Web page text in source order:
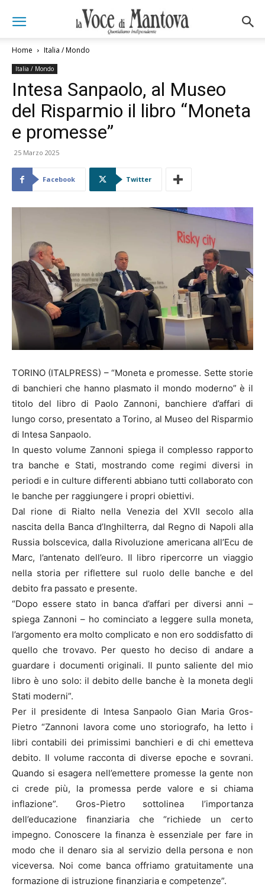
Home Italia / Mondo
Italia / Mondo
Intesa Sanpaolo, al Museo
del Risparmio il libro “Moneta
e promesse”
25 Marzo 2025
Facebook Twitter
TORINO (ITALPRESS) – “Moneta e promesse. Sette storie
di banchieri che hanno plasmato il mondo moderno” è il
titolo del libro di Paolo Zannoni, banchiere d’affari di
lungo corso, presentato a Torino, al Museo del Risparmio
di Intesa Sanpaolo.
In questo volume Zannoni spiega il complesso rapporto
tra banche e Stati, mostrando come regimi diversi in
periodi e in culture differenti abbiano tutti collaborato con
le banche per raggiungere i propri obiettivi.
Dal rione di Rialto nella Venezia del XVII secolo alla
nascita della Banca d’Inghilterra, dal Regno di Napoli alla
Russia bolscevica, dalla Rivoluzione americana all’Ecu de
Marc, l’antenato dell’euro. Il libro ripercorre un viaggio
nella storia per riflettere sul ruolo delle banche e del
debito fra passato e presente.
“Dopo essere stato in banca d’affari per diversi anni –
spiega Zannoni – ho cominciato a leggere sulla moneta,
l’argomento era molto complicato e non ero soddisfatto di
quello che trovavo. Per questo ho deciso di andare a
guardare i documenti originali. Il punto saliente del mio
libro è uno solo: il debito delle banche è la moneta degli
Stati moderni”.
Per il presidente di Intesa Sanpaolo Gian Maria Gros-
Pietro “Zannoni lavora come uno storiografo, ha letto i
libri contabili dei primissimi banchieri e di chi emetteva
debito. Il volume racconta di diverse epoche e sovrani.
Quando si esagera nell’emettere promesse la gente non
ci crede più, la promessa perde valore e si chiama
inflazione”. Gros-Pietro sottolinea l’importanza
dell’educazione finanziaria che “richiede un certo
impegno. Conoscere la finanza è essenziale per fare in
modo che il denaro sia al servizio della persona e non
viceversa. Noi come banca offriamo gratuitamente una
formazione di istruzione finanziaria e competenze”.